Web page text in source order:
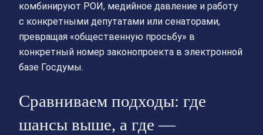
комбинируют РОИ, медийное давление и работу
с конкретными депутатами или сенаторами,
превращая «общественную просьбу» в
конкретный номер законопроекта в электронной
базе Госдумы.
Сравниваем подходы: где
шансы выше, а где —